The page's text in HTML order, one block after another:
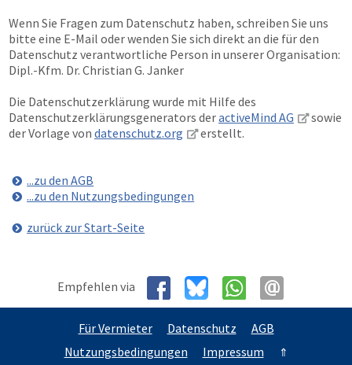
Wenn Sie Fragen zum Datenschutz haben, schreiben Sie uns
bitte eine E-Mail oder wenden Sie sich direkt an die für den
Datenschutz verantwortliche Person in unserer Organisation:
Dipl.-Kfm. Dr. Christian G. Janker
Die Datenschutzerklärung wurde mit Hilfe des
Datenschutzerklärungsgenerators deractiveMind AG
sowie
der Vorlage von datenschutz.org erstellt.
...zu den AGB
...zu den Nutzungsbedingungen
zurück zur Start-Seite
Empfehlen via
Für Vermieter Datenschutz
AGB
Nutzungsbedingungen
Impressum ⇑